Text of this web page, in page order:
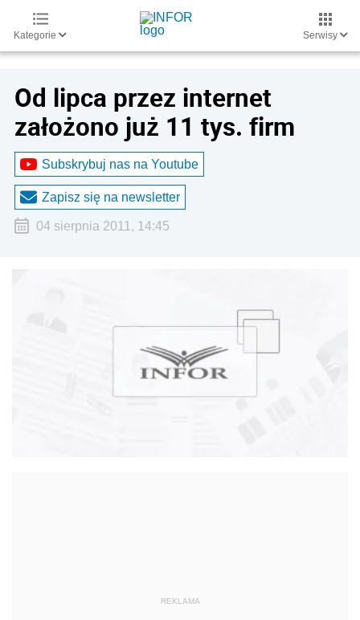
Kategorie Serwisy
Od lipca przez internet
założono już 11 tys. firm
Subskrybuj nas na Youtube
Zapisz się na newsletter
04 sierpnia 2011, 14:45